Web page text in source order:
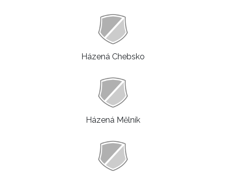
Házená Chebsko
Házená Mělník